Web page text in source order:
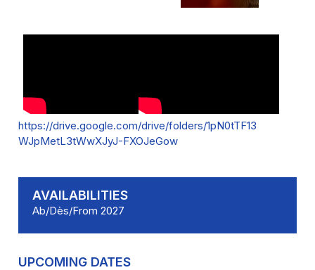
https://drive.google.com/drive/folders/1pN0tTF13
WJpMetL3tWwXJyJ-FXOJeGow
AVAILABILITIES
Ab/Dès/From 2027
UPCOMING DATES